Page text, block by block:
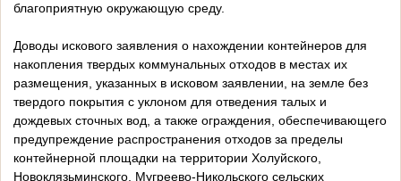
благоприятную окружающую среду.
Доводы искового заявления о нахождении контейнеров для
накопления твердых коммунальных отходов в местах их
размещения, указанных в исковом заявлении, на земле без
твердого покрытия с уклоном для отведения талых и
дождевых сточных вод, а также ограждения, обеспечивающего
предупреждение распространения отходов за пределы
контейнерной площадки на территории Холуйского,
Новоклязьминского, Мугреево-Никольского сельских